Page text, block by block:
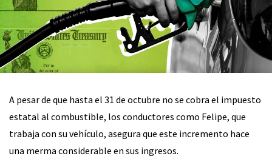
A pesar de que hasta el 31 de octubre no se cobra el impuesto
estatal al combustible, los conductores como Felipe, que
trabaja con su vehículo, asegura que este incremento hace
una merma considerable en sus ingresos.